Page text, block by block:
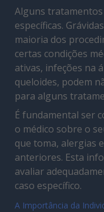
Alguns
específicas.
maioria dos
certas condições
ativas, infeções na
queloides, podem
para alguns
É fundamental ser
o médico sobre o
que toma, alergias
anteriores. Esta
avaliar
caso específico.
A Importância da